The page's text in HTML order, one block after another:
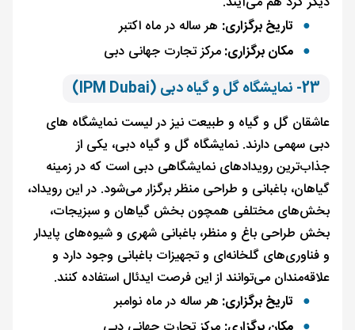
تاریخ برگزاری: هر ساله در ماه اکتبر
مکان برگزاری:مرکز تجارت جهانی دبی
23- نمایشگاه گل و گیاه دبی (IPM Dubai)
عاشقان گل و گیاه و طبیعت نیز در لیست نمایشگاه های
دبی سهمی دارند. نمایشگاه گل و گیاه دبی، یکی از
جذاب‌ترین رویدادهای نمایشگاهی دبی است که در زمینه
گیاهان، باغبانی و طراحی منظر برگزار می‌شود. در این رویداد،
بخش‌های مختلفی همچون بخش گیاهان و سبزیجات،
بخش طراحی باغ و منظر، باغبانی شهری و شیوه‌های پایدار
و فناوری‌های گلخانه‌ای و تجهیزات باغبانی وجود دارد و
علاقه‌مندان می‌توانند از این فرصت ایدئال استفاده کنند.
تاریخ برگزاری: هر ساله در ماه نوامبر